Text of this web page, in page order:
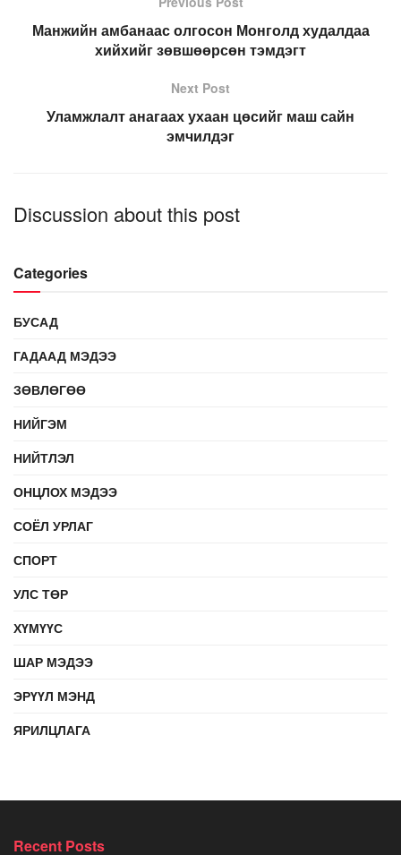
Манжийн амбанаас олгосон Монголд худалдаа
хийхийг зөвшөөрсөн тэмдэгт
Next Post
Уламжлалт анагаах ухаан цөсийг маш сайн
эмчилдэг
Discussion about this post
Categories
БУСАД
ГАДААД МЭДЭЭ
ЗӨВЛӨГӨӨ
НИЙГЭМ
НИЙТЛЭЛ
ОНЦЛОХ МЭДЭЭ
СОЁЛ УРЛАГ
СПОРТ
УЛС ТӨР
ХҮМҮҮС
ШАР МЭДЭЭ
ЭРҮҮЛ МЭНД
ЯРИЛЦЛАГА
Recent Posts